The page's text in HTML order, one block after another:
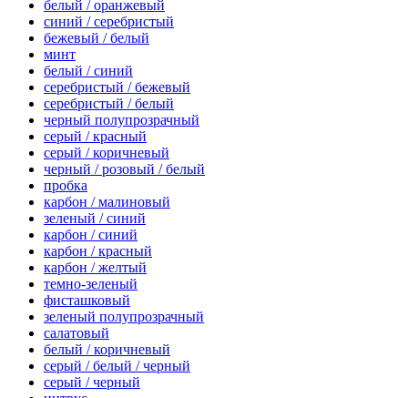
белый / оранжевый
синий / серебристый
бежевый / белый
минт
белый / синий
серебристый / бежевый
серебристый / белый
черный полупрозрачный
серый / красный
серый / коричневый
черный / розовый / белый
пробка
карбон / малиновый
зеленый / синий
карбон / синий
карбон / красный
карбон / желтый
темно-зеленый
фисташковый
зеленый полупрозрачный
салатовый
белый / коричневый
серый / белый / черный
серый / черный